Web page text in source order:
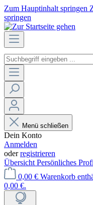
Zum Hauptinhalt springen
springen
Menü schließen
Dein Konto
Anmelden
oderregistrieren
Übersicht Persönliches
0,00 € Warenkorb
0,00 €.